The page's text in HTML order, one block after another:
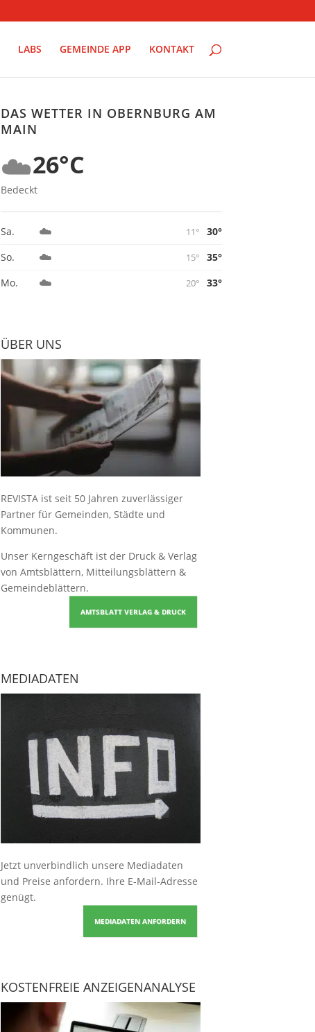
LABS GEMEINDE APP KONTAKT
DAS WETTER IN OBERNBURG AM
MAIN
☁️26°C
Bedeckt
Sa. ☁️ 11°
30°
So.
☁️ 15°
35°
Mo.
☁️ 20° 33°
ÜBER UNS
REVISTA ist seit 50 Jahren zuverlässiger
Partner für Gemeinden, Städte und
Kommunen.
Unser Kerngeschäft ist der Druck & Verlag
von Amtsblättern, Mitteilungsblättern &
Gemeindeblättern.
AMTSBLATT VERLAG & DRUCK
MEDIADATEN
Jetzt unverbindlich unsere Mediadaten
und Preise anfordern. Ihre E-Mail-Adresse
genügt.
MEDIADATEN ANFORDERN
KOSTENFREIE ANZEIGENANALYSE